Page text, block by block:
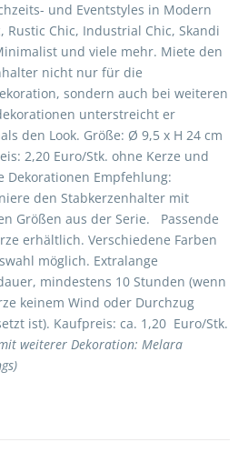
und Eventstyles in Modern
Rustic Chic, Industrial Chic, Skandi
und viele mehr. Miete den
nicht nur für die
sondern auch bei weiteren
unterstreicht er
den Look. Größe: Ø 9,5 x H 24 cm
2,20 Euro/Stk. ohne Kerze und
Dekorationen Empfehlung:
den Stabkerzenhalter mit
Größen aus der Serie. Passende
erhältlich. Verschiedene Farben
möglich. Extralange
mindestens 10 Stunden (wenn
keinem Wind oder Durchzug
ist). Kaufpreis: ca. 1,20 Euro/Stk.
weiterer Dekoration: Melara